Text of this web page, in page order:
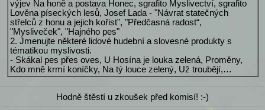
výjev Na honě a postava Honec, sgrafito Myslivectví, sgrafito
Lověna píseckých lesů, Josef Lada - "Návrat statečných
střelců z honu a jejich kořist", "Předčasná radost“,
"Mysliveček", "Hajného pes"
2. Jmenujte některé lidové hudební a slovesné produkty s
tématikou myslivosti.
- Skákal pes přes oves, U Hosína je louka zelená, Proměny,
Kdo mně krmí koníčky, Na tý louce zelený, Už troubějí,…
Hodně štěstí u zkoušek před komisí! :-)